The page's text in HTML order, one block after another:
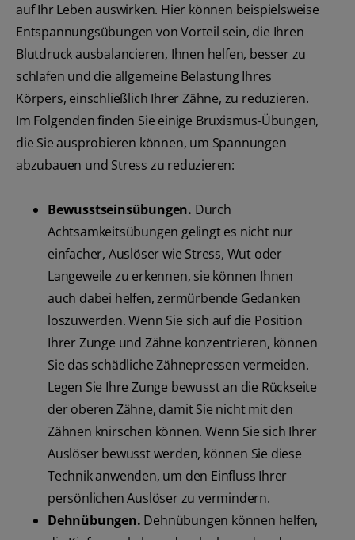
auf Ihr Leben auswirken. Hier können beispielsweise
Entspannungsübungen von Vorteil sein, die Ihren
Blutdruck ausbalancieren, Ihnen helfen, besser zu
schlafen und die allgemeine Belastung Ihres
Körpers, einschließlich Ihrer Zähne, zu reduzieren.
Im Folgenden finden Sie einige Bruxismus-Übungen,
die Sie ausprobieren können, um Spannungen
abzubauen und Stress zu reduzieren:
Bewusstseinsübungen. Durch
Achtsamkeitsübungen gelingt es nicht nur
einfacher, Auslöser wie Stress, Wut oder
Langeweile zu erkennen, sie können Ihnen
auch dabei helfen, zermürbende Gedanken
loszuwerden. Wenn Sie sich auf die Position
Ihrer Zunge und Zähne konzentrieren, können
Sie das schädliche Zähnepressen vermeiden.
Legen Sie Ihre Zunge bewusst an die Rückseite
der oberen Zähne, damit Sie nicht mit den
Zähnen knirschen können. Wenn Sie sich Ihrer
Auslöser bewusst werden, können Sie diese
Technik anwenden, um den Einfluss Ihrer
persönlichen Auslöser zu vermindern.
Dehnübungen. Dehnübungen können helfen,